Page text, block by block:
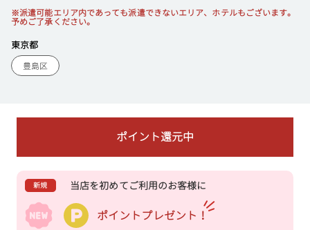
※派遣可能エリア内であっても派遣できないエリア、ホテルもございます。
予めご了承ください。
東京都
豊島区
ポイント還元中
新規 当店を初めてご利用のお客様に
ポイントプレゼント！